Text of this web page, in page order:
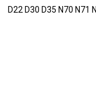
D22 D30 D35 N70 N71